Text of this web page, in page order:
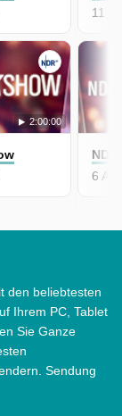
2:00:00
11
6
den beliebtesten
Ihrem PC, Tablet
Sie Ganze
Sendung